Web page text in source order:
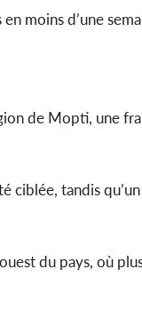
moins d’une
de Mopti, une
ciblée, tandis
du pays, où